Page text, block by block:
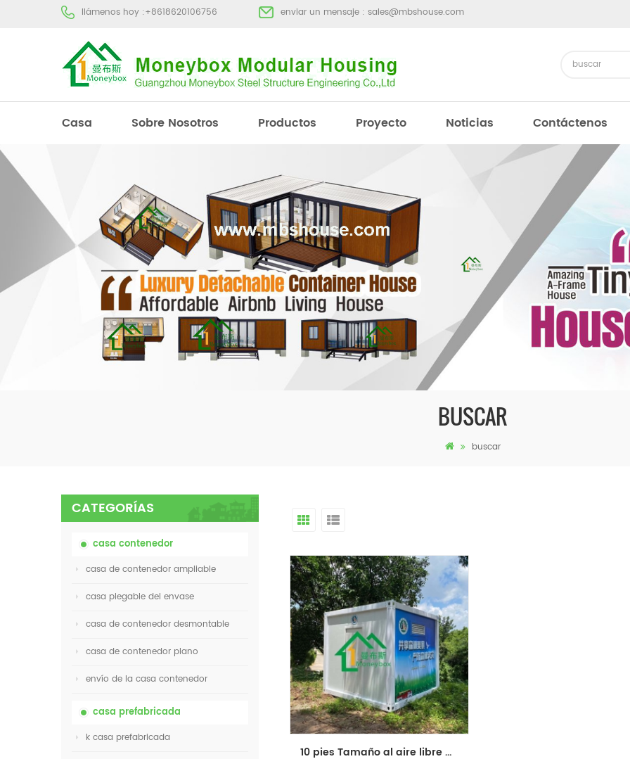
llámenos hoy :+8618620106756 enviar un mensaje : sales@mbshouse.com
Casa Sobre Nosotros Productos Proyecto Noticias Contáctenos
BUSCAR
buscar
CATEGORÍAS
casa contenedor
casa de contenedor ampliable
casa plegable del envase
casa de contenedor desmontable
casa de contenedor plano
envío de la casa contenedor
casa prefabricada
k casa prefabricada
10 pies Tamaño al aire libre Diseño de tienda de contenedores móviles